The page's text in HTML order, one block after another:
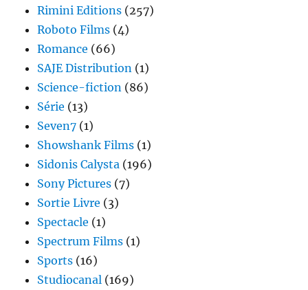
Rimini Editions (257)
Roboto Films (4)
Romance (66)
SAJE Distribution (1)
Science-fiction (86)
Série (13)
Seven7 (1)
Showshank Films (1)
Sidonis Calysta (196)
Sony Pictures (7)
Sortie Livre (3)
Spectacle (1)
Spectrum Films (1)
Sports (16)
Studiocanal (169)